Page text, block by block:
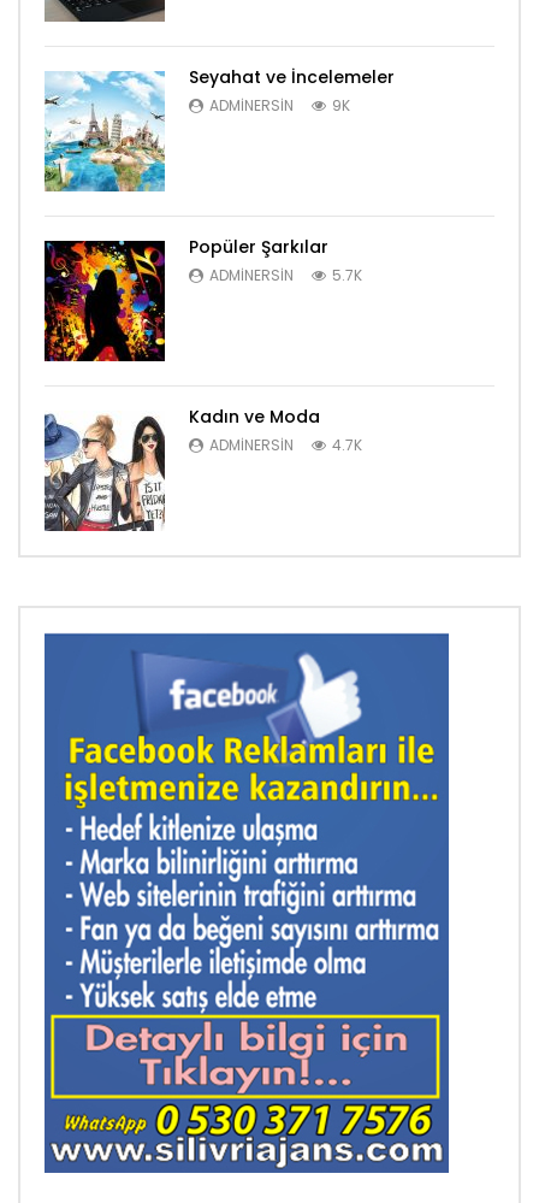
Seyahat ve İncelemeler
ADMINERSIN 9K
Popüler Şarkılar
ADMINERSIN 5.7K
Kadın ve Moda
ADMINERSIN 4.7K